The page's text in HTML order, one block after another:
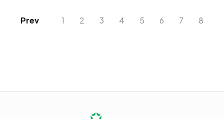
Prev 1 2 3 4 5 6 7 8